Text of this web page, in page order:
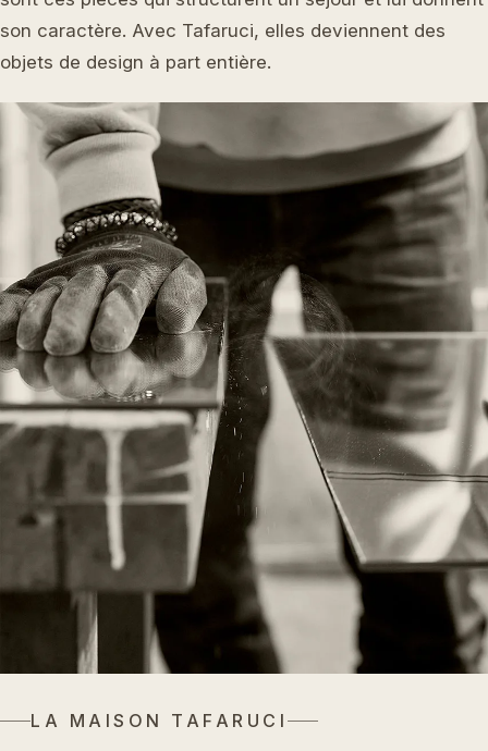
son caractère. Avec Tafaruci, elles deviennent des
objets de design à part entière.
LA MAISON TAFARUCI